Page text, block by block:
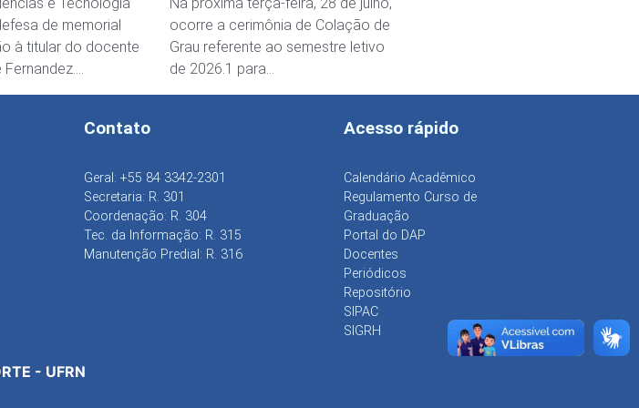
de memorial
à titular do docente
Fernandez….
ocorre a cerimônia de Colação de
Grau referente ao semestre letivo
de 2026.1 para…
Contato
Geral: +55 84 3342-2301
Secretaria: R. 301
Coordenação: R. 304
Tec. da Informação: R. 315
Manutenção Predial: R. 316
Acesso rápido
Calendário Acadêmico
Regulamento Curso de
Graduação
Portal do DAP
Docentes
Periódicos
Repositório
SIPAC
SIGRH
- UFRN